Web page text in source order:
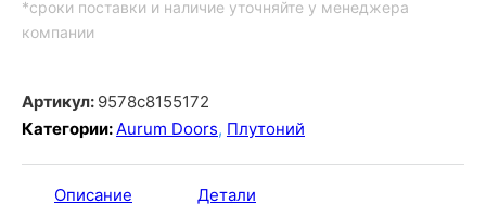
*сроки поставки и наличие уточняйте у менеджера
компании
Артикул: 9578c8155172
Категории:Aurum Doors, Плутоний
Описание Детали